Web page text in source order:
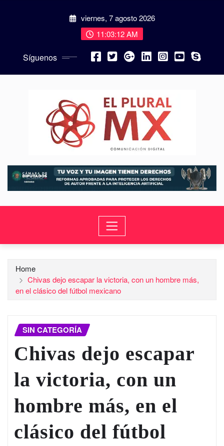
viernes, 7 agosto 2026
11:03:13 AM
Síguenos
Home
Chivas dejo escapar la victoria, con un hombre más,
en el clásico del fútbol mexicano
SIN CATEGORÍA
Chivas dejo escapar
la victoria, con un
hombre más, en el
clásico del fútbol